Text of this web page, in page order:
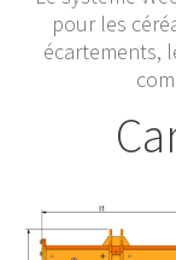
pour les
écartements,